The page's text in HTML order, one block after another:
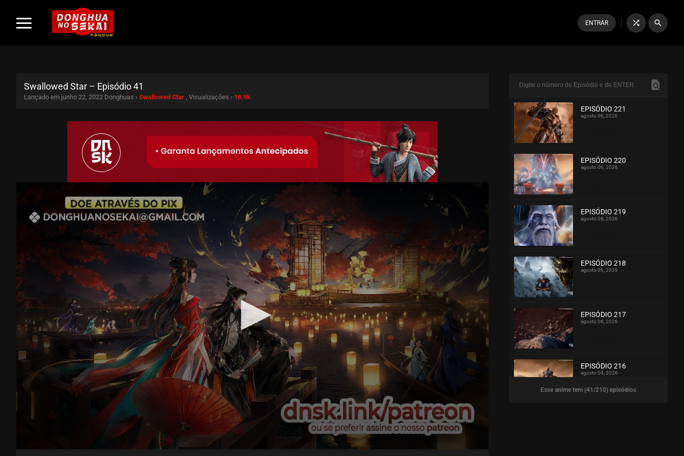
ENTRAR shuffle search
Swallowed Star – Episódio 41
Lançado em junho 22, 2022 Donghuas › Swallowed Star , Visualizações › 18.9k
EPISÓDIO 221
agosto 06, 2026
EPISÓDIO 220
agosto 06, 2026
EPISÓDIO 219
agosto 06, 2026
EPISÓDIO 218
agosto 06, 2026
EPISÓDIO 217
agosto 06, 2026
ASSISTIDO
EPISÓDIO 216
agosto 04, 2026
Esse anime tem (41/210) episódios